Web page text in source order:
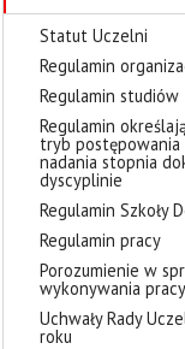
Statut Uczelni
Regulamin
Regulamin studiów
Regulamin
tryb postępowania
nadania stopnia
dyscyplinie
Regulamin Szkoły
Regulamin pracy
Porozumienie w
wykonywania
Uchwały Rady
roku